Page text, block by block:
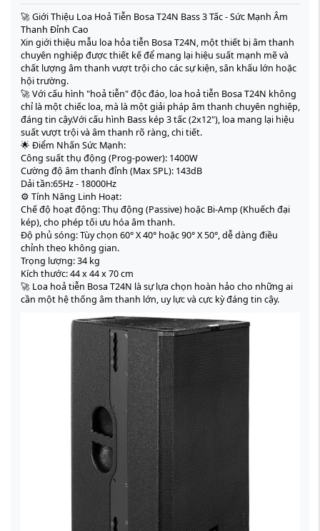
🚀 Giới Thiệu Loa Hoả Tiễn Bosa T24N Bass 3 Tấc - Sức Mạnh Âm
Thanh Đỉnh Cao
Xin giới thiệu mẫu loa hỏa tiễn Bosa T24N, một thiết bị âm thanh
chuyên nghiệp được thiết kế để mang lại hiệu suất mạnh mẽ và
chất lượng âm thanh vượt trội cho các sự kiện, sân khấu lớn hoặc
hội trường.
🚀 Với cấu hình "hoả tiễn" độc đáo, loa hoả tiễn Bosa T24N không
chỉ là một chiếc loa, mà là một giải pháp âm thanh chuyên nghiệp,
đáng tin cậy.Với cấu hình Bass kép 3 tấc (2x12"), loa mang lại hiệu
suất vượt trội và âm thanh rõ ràng, chi tiết.
🌟 Điểm Nhấn Sức Mạnh:
Công suất thụ động (Prog-power): 1400W
Cường độ âm thanh đỉnh (Max SPL): 143dB
Dải tần:65Hz - 18000Hz
⚙️ Tính Năng Linh Hoạt:
Chế độ hoạt động: Thụ động (Passive) hoặc Bi-Amp (Khuếch đại
kép), cho phép tối ưu hóa âm thanh.
Độ phủ sóng: Tùy chọn 60° X 40° hoặc 90° X 50°, dễ dàng điều
chỉnh theo không gian.
Trọng lượng: 34 kg
Kích thước: 44 x 44 x 70 cm
🚀 Loa hoả tiễn Bosa T24N là sự lựa chọn hoàn hảo cho những ai
cần một hệ thống âm thanh lớn, uy lực và cực kỳ đáng tin cậy.